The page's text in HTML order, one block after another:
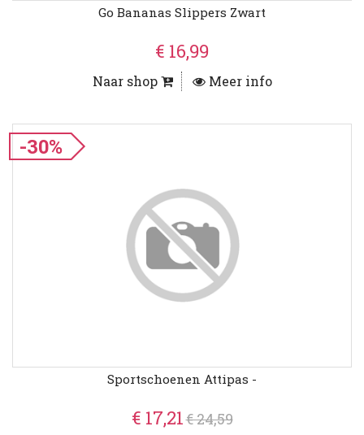
Go Bananas Slippers Zwart
€ 16,99
Naar shop Meer info
-30%
Sportschoenen Attipas -
€ 17,21€ 24,59